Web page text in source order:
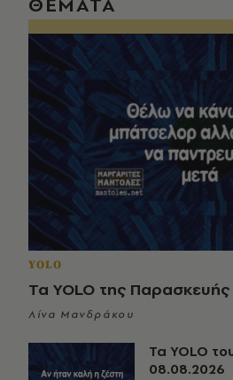
YOLO
Τα YOLO της
Λίνα Μανδράκου
Τα YOLO
08.08.2026